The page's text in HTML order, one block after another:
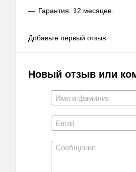
Гарантия: 12 месяцев.
Добавьте первый отзыв
Новый отзыв или